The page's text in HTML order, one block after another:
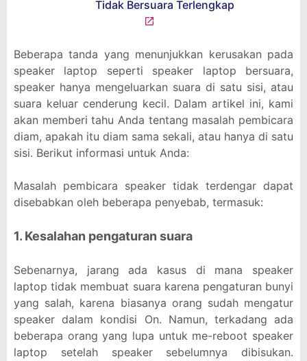
Beberapa tanda yang menunjukkan kerusakan pada
speaker laptop seperti speaker laptop bersuara,
speaker hanya mengeluarkan suara di satu sisi, atau
suara keluar cenderung kecil. Dalam artikel ini, kami
akan memberi tahu Anda tentang masalah pembicara
diam, apakah itu diam sama sekali, atau hanya di satu
sisi. Berikut informasi untuk Anda:
Masalah pembicara speaker tidak terdengar dapat
disebabkan oleh beberapa penyebab, termasuk:
1. Kesalahan pengaturan suara
Sebenarnya, jarang ada kasus di mana speaker
laptop tidak membuat suara karena pengaturan bunyi
yang salah, karena biasanya orang sudah mengatur
speaker dalam kondisi On. Namun, terkadang ada
beberapa orang yang lupa untuk me-reboot speaker
laptop setelah speaker sebelumnya dibisukan.